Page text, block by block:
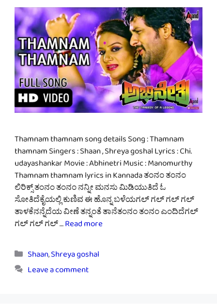
Thamnam thamnam song details Song : Thamnam
thamnam Singers : Shaan , Shreya goshal Lyrics : Chi.
udayashankar Movie : Abhinetri Music : Manomurthy
Thamnam thamnam lyrics in Kannada ತಂನಂ ತಂನಂ
ಲಿರಿಕ್ಸ್ ತಂನಂ ತಂನಂ ನನ್ನೀ ಮನಸು ಮಿಡಿಯುತಿದೆ ಓ
ಸೋತಿದೆಕೈಯಲ್ಲಿ ಕುಣಿವ ಈ ಹೊನ್ನ ಬಳೆಯಗಲ್ ಗಲ್ ಗಲ್ ಗಲ್
ತಾಳಕೆನನ್ನೆದೆಯ ವೀಣೆ ತನ್ನಂತೆ ತಾನೆತಂನಂ ತಂನಂ ಎಂದಿದೆಗಲ್
ಗಲ್ ಗಲ್ ಗಲ್ …Read more
Categories
Shaan,Shreya goshal
Leave a comment